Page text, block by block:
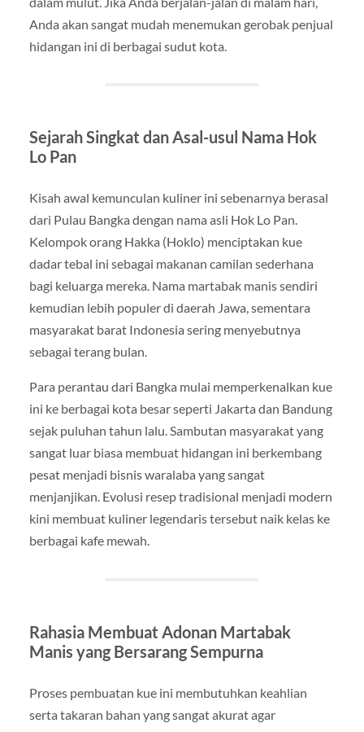
Anda akan sangat mudah menemukan gerobak penjual
hidangan ini di berbagai sudut kota.
Sejarah Singkat dan Asal-usul Nama Hok
Lo Pan
Kisah awal kemunculan kuliner ini sebenarnya berasal
dari Pulau Bangka dengan nama asli Hok Lo Pan.
Kelompok orang Hakka (Hoklo) menciptakan kue
dadar tebal ini sebagai makanan camilan sederhana
bagi keluarga mereka. Nama martabak manis sendiri
kemudian lebih populer di daerah Jawa, sementara
masyarakat barat Indonesia sering menyebutnya
sebagai terang bulan.
Para perantau dari Bangka mulai memperkenalkan kue
ini ke berbagai kota besar seperti Jakarta dan Bandung
sejak puluhan tahun lalu. Sambutan masyarakat yang
sangat luar biasa membuat hidangan ini berkembang
pesat menjadi bisnis waralaba yang sangat
menjanjikan. Evolusi resep tradisional menjadi modern
kini membuat kuliner legendaris tersebut naik kelas ke
berbagai kafe mewah.
Rahasia Membuat Adonan Martabak
Manis yang Bersarang Sempurna
Proses pembuatan kue ini membutuhkan keahlian
serta takaran bahan yang sangat akurat agar